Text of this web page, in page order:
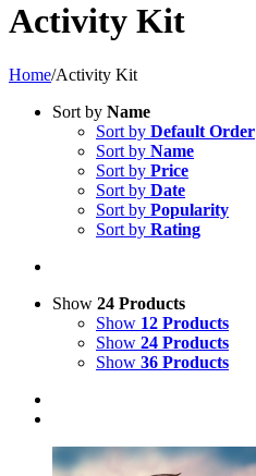
Activity Kit
Home/Activity Kit
Sort by Name
Sort by Default Order
Sort by Name
Sort by Price
Sort by Date
Sort by Popularity
Sort by Rating
Show 24 Products
Show 12 Products
Show 24 Products
Show 36 Products